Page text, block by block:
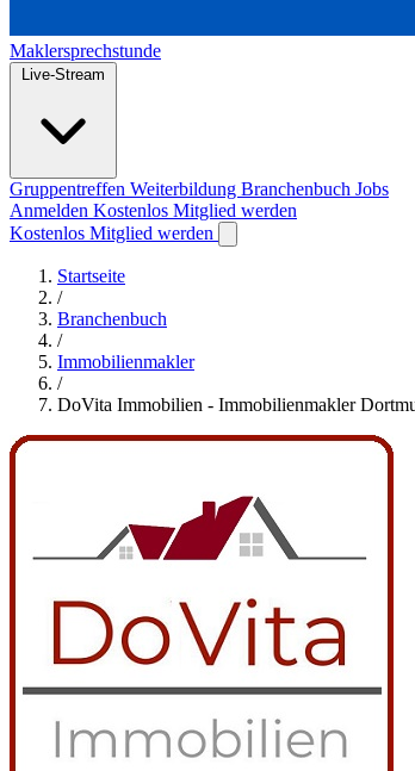
Maklersprechstunde
Live-Stream
Gruppentreffen Weiterbildung Branchenbuch Jobs
Anmelden Kostenlos Mitglied werden
Kostenlos Mitglied werden
Startseite
/
Branchenbuch
/
Immobilienmakler
/
DoVita Immobilien - Immobilienmakler